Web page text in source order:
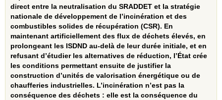
direct entre la neutralisation du SRADDET et la stratégie
nationale de développement de l’incinération et des
combustibles solides de récupération (CSR). En
maintenant artificiellement des flux de déchets élevés, en
prolongeant les ISDND au-delà de leur durée initiale, et en
refusant d’étudier les alternatives de réduction, l’État crée
les conditions permettant ensuite de justifier la
construction d’unités de valorisation énergétique ou de
chaufferies industrielles. L’incinération n’est pas la
conséquence des déchets : elle est la conséquence du